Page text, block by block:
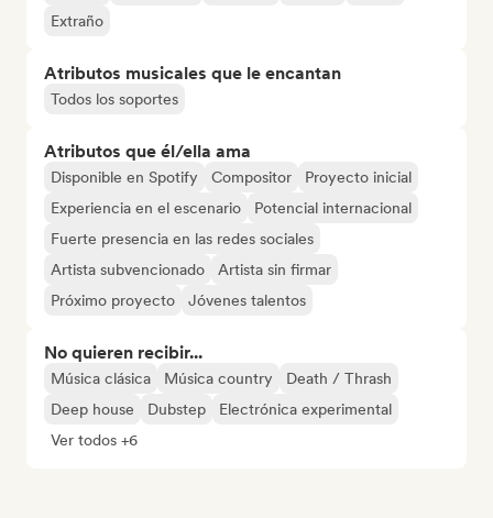
Extraño
Atributos musicales que le encantan
Todos los soportes
Atributos que él/ella ama
Disponible en Spotify Compositor
Proyecto inicial
Experiencia en el escenario
Potencial internacional
Fuerte presencia en las redes sociales
Artista subvencionado
Artista sin firmar
Próximo proyecto
Jóvenes talentos
No quieren recibir...
Música clásica Música country
Death / Thrash
Deep house
Dubstep
Electrónica experimental
Ver todos +6